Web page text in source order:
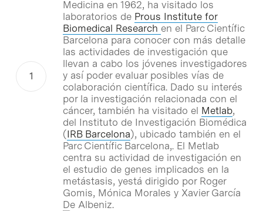
Medicina en 1962, ha visitado los
laboratorios de Prous Institute for
Biomedical Research en el Parc Científic
Barcelona para conocer con más detalle
las actividades de investigación que
llevan a cabo los jóvenes investigadores
y así poder evaluar posibles vías de
colaboración científica. Dado su interés
por la investigación relacionada con el
cáncer, también ha visitado el Metlab,
del Instituto de Investigación Biomédica
(IRB Barcelona), ubicado también en el
Parc Científic Barcelona,. El Metlab
centra su actividad de investigación en
el estudio de genes implicados en la
metástasis, yestá dirigido por Roger
Gomis, Mónica Morales y Xavier García
De Albeniz.